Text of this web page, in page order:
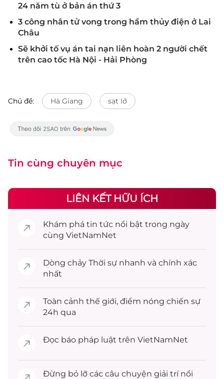
24 năm tù ở bản án thứ 3
3 công nhân tử vong trong hầm thủy điện ở Lai
Châu
Sẽ khởi tố vụ án tai nạn liên hoàn 2 người chết
trên cao tốc Hà Nội - Hải Phòng
Chủ đề: Hà Giang sạt lở
Tin cùng chuyên mục
LIÊN KẾT HỮU ÍCH
Khám phá tin tức nổi bật trong ngày
cùng VietNamNet
Dòng chảy Thời sự nhanh và chính xác
nhất
Toàn cảnh thế giới, điểm nóng chiến sự
24h qua
Đọc báo pháp luật trên VietNamNet
Đừng bỏ lỡ các câu chuyện giải trínổi